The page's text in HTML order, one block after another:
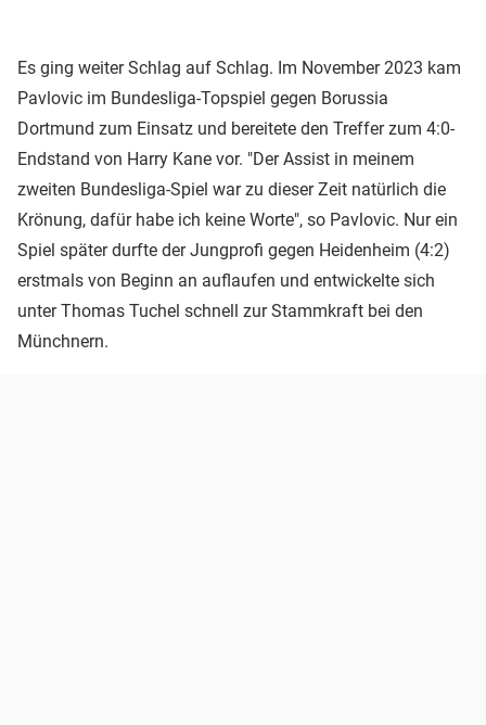
Es ging weiter Schlag auf Schlag. Im November 2023 kam
Pavlovic im Bundesliga-Topspiel gegen Borussia
Dortmund zum Einsatz und bereitete den Treffer zum 4:0-
Endstand von Harry Kane vor. "Der Assist in meinem
zweiten Bundesliga-Spiel war zu dieser Zeit natürlich die
Krönung, dafür habe ich keine Worte", so Pavlovic. Nur ein
Spiel später durfte der Jungprofi gegen Heidenheim (4:2)
erstmals von Beginn an auflaufen und entwickelte sich
unter Thomas Tuchel schnell zur Stammkraft bei den
Münchnern.